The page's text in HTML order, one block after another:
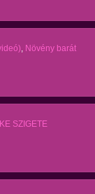
, Növény barát
SZIGETE